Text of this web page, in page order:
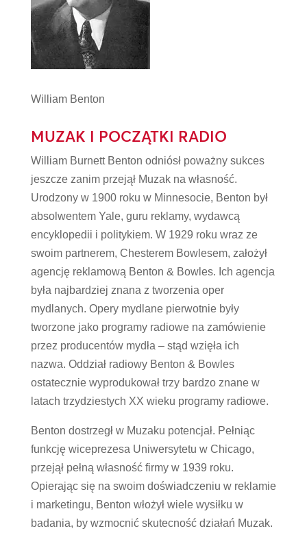
William Benton
MUZAK I POCZĄTKI RADIO
William Burnett Benton odniósł poważny sukces
jeszcze zanim przejął Muzak na własność.
Urodzony w 1900 roku w Minnesocie, Benton był
absolwentem Yale, guru reklamy, wydawcą
encyklopedii i politykiem. W 1929 roku wraz ze
swoim partnerem, Chesterem Bowlesem, założył
agencję reklamową Benton & Bowles. Ich agencja
była najbardziej znana z tworzenia oper
mydlanych. Opery mydlane pierwotnie były
tworzone jako programy radiowe na zamówienie
przez producentów mydła – stąd wzięła ich
nazwa. Oddział radiowy Benton & Bowles
ostatecznie wyprodukował trzy bardzo znane w
latach trzydziestych XX wieku programy radiowe.
Benton dostrzegł w Muzaku potencjał. Pełniąc
funkcję wiceprezesa Uniwersytetu w Chicago,
przejął pełną własność firmy w 1939 roku.
Opierając się na swoim doświadczeniu w reklamie
i marketingu, Benton włożył wiele wysiłku w
badania, by wzmocnić skutecność działań Muzak.